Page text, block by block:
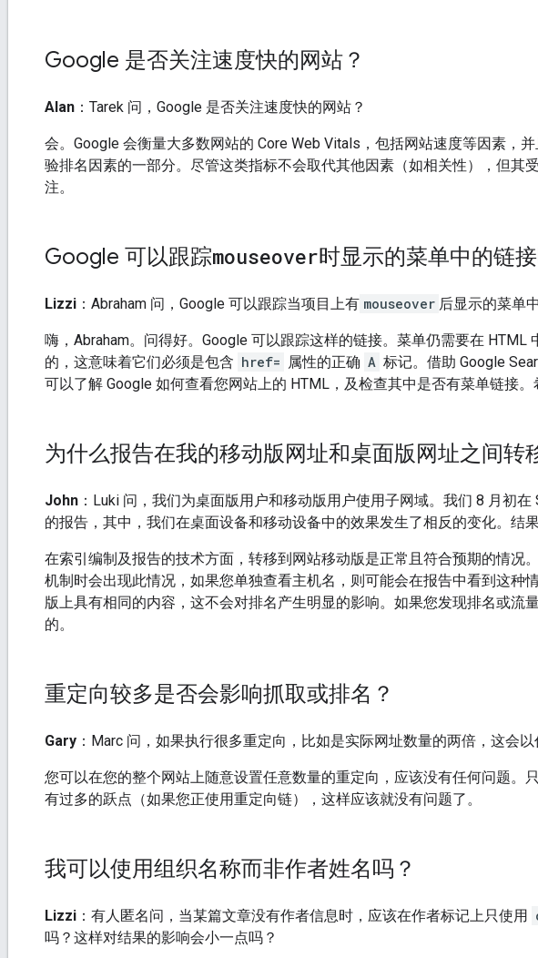
Google 是否关注速度快的网站？
Alan ：Tarek 问，Google 是否关注速度快的网站？
会。Google 会衡量大多数网站的 Core Web Vitals，包括网站速度等因素，
验排名因素的一部分。尽管这类指标不会取代其他因素（如相关性），但其
注。
Google 可以跟踪mouseover时显示的菜单中的链
Lizzi ：Abraham 问，Google 可以跟踪当项目上有 mouseover 后显示的菜单
嗨，Abraham。问得好。Google 可以跟踪这样的链接。菜单仍需要在 HTML
的，这意味着它们必须是包含 href= 属性的正确 A 标记。借助 Google
可以了解 Google 如何查看您网站上的 HTML，及检查其中是否有菜单链接。
为什么报告在我的移动版网址和桌面版网址之间转
John ：Luki 问，我们为桌面版用户和移动版用户使用子网域。我们 8 月初
的报告，其中，我们在桌面设备和移动设备中的效果发生了相反的变化。结
在索引编制及报告的技术方面，转移到网站移动版是正常且符合预期的情况
机制时会出现此情况，如果您单独查看主机名，则可能会在报告中看到这种
版上具有相同的内容，这不会对排名产生明显的影响。如果您发现排名或流
的。
重定向较多是否会影响抓取或排名？
Gary ：Marc 问，如果执行很多重定向，比如是实际网址数量的两倍，这会
您可以在您的整个网站上随意设置任意数量的重定向，应该没有任何问题。
有过多的跃点（如果您正使用重定向链），这样应该就没有问题了。
我可以使用组织名称而非作者姓名吗？
Lizzi ：有人匿名问，当某篇文章没有作者信息时，应该在作者标记上只使用
吗？这样对结果的影响会小一点吗？